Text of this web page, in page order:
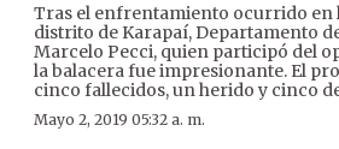
Tras el enfrentamiento ocurrido en
distrito de Karapaí, Departamento
Marcelo Pecci, quien participó del
la balacera fue impresionante. El
cinco fallecidos, un herido y cinco
Mayo 2, 2019 05:32 a. m.